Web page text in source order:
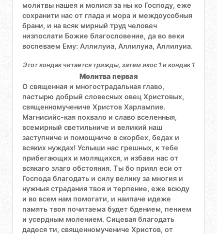
молитвы нашея и молися за ны ко Господу, еже
сохранити нас от глада и мора и междоусобныя
брани, и на всяк мирный труд человеч
низпослати Божие благословение, да во веки
воспеваем Ему: Аллилуиа, Аллилуиа, Аллилуиа.
Этот кондак читается трижды, затем икос 1 и кондак 1
Молитва первая
О священная и многострадальная главо,
пастырю добрый словесных овец Христовых,
священномучениче Христов Харлампие.
Магнисийс-кая похвало и славо вселенныя,
всемирный светильниче и великий наш
заступниче и помощниче в скорбех, бедах и
всяких нуждах! Услыши нас грешных, к тебе
прибегающих и молящихся, и избави нас от
всякаго злаго обстояния. Ты бо приял еси от
Господа благодать и силу велику за многия и
нужныя страдания твоя и терпение, еже всюду
и во всем нам помогати, и наипаче идеже
память твоя почитаема будет бдением, пением
и усердным молением. Сицевая благодать
дадеся ти, священномучениче Христов, от